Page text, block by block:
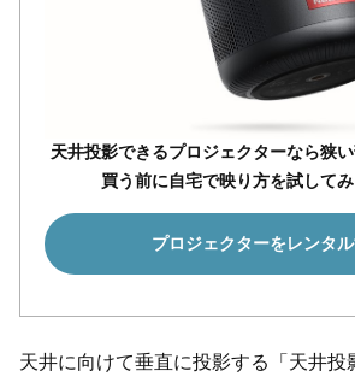
天井投影できるプロジェクターなら狭
買う前に自宅で映り方を試してみ
プロジェクターをレンタ
天井に向けて垂直に投影する「天井投